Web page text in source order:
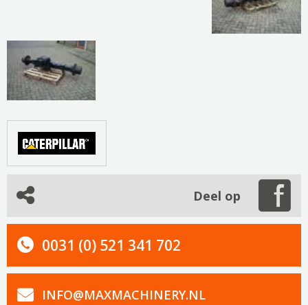
Deel op
0031 (0) 521 341 702
INFO@MAXMACHINERY.NL